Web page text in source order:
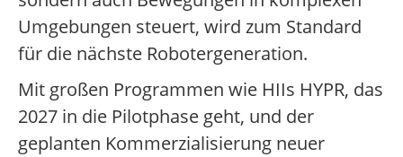
Umgebungen steuert, wird zum Standard
für die nächste Robotergeneration.
Mit großen Programmen wie HIIs HYPR, das
2027 in die Pilotphase geht, und der
geplanten Kommerzialisierung neuer